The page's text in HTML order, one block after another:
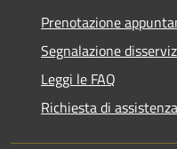
Prenotazione
Segnalazione
Leggi le FAQ
Richiesta di assistenza